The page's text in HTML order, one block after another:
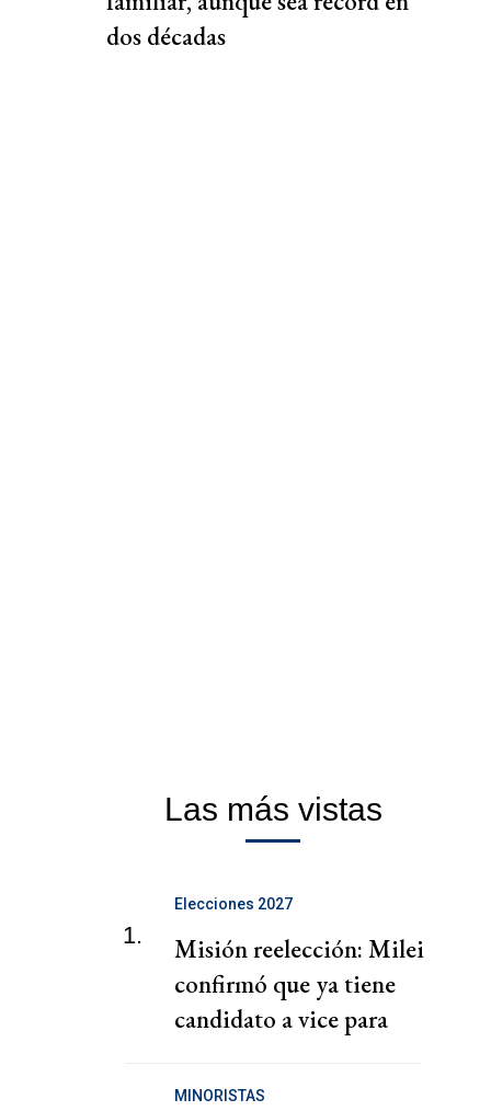
dos décadas
Las más vistas
1.
Elecciones 2027
Misión reelección: Milei
confirmó que ya tiene
candidato a vice para
MINORISTAS